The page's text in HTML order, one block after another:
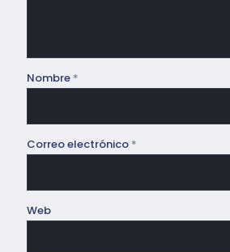
Nombre *
Correo electrónico *
Web